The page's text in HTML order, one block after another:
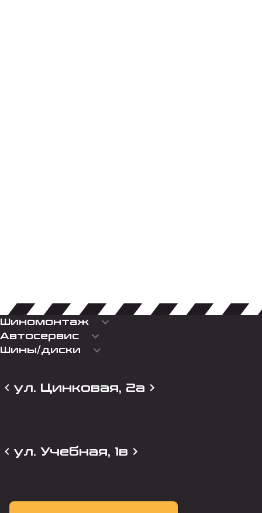
Шиномонтаж keyboard_arrow_down
Автосервис keyboard_arrow_down
Шины/диски keyboard_arrow_down
ул. Цинковая, 2а
ул. Учебная, 1в